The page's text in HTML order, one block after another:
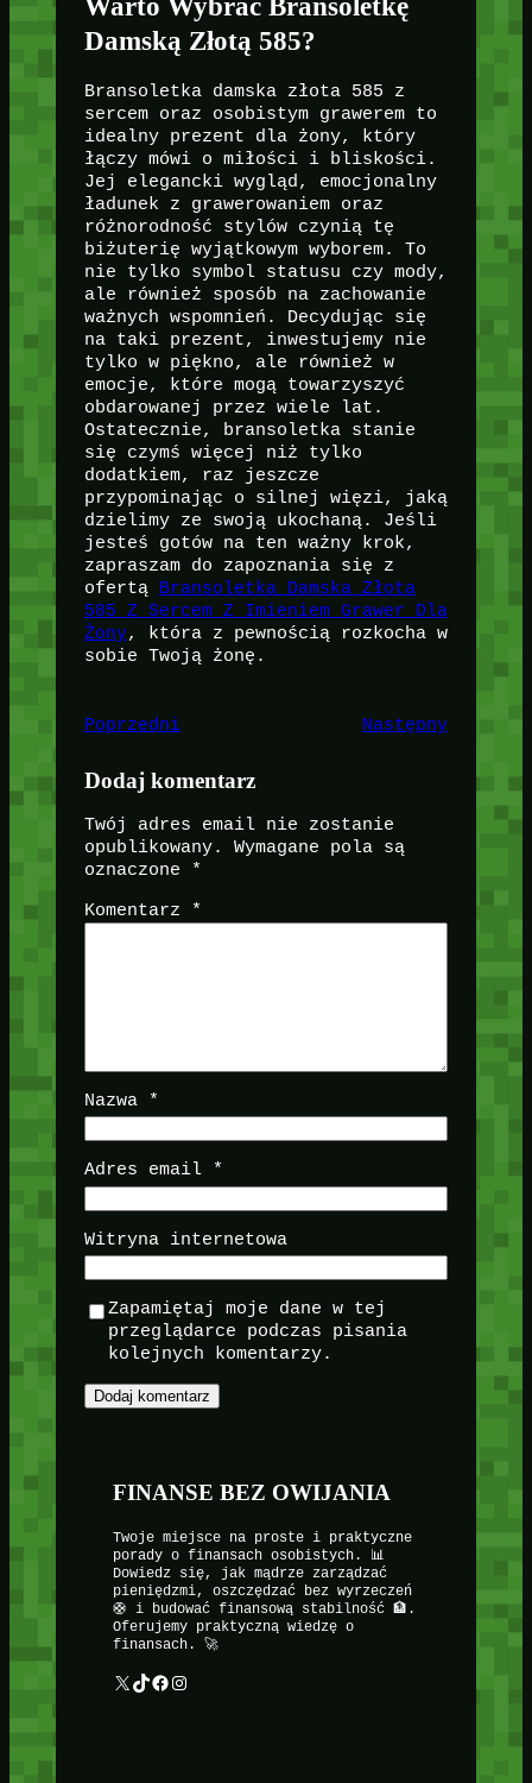
Damską Złotą 585?
Bransoletka damska złota 585 z
sercem oraz osobistym grawerem to
idealny prezent dla żony, który
łączy mówi o miłości i bliskości.
Jej elegancki wygląd, emocjonalny
ładunek z grawerowaniem oraz
różnorodność stylów czynią tę
biżuterię wyjątkowym wyborem. To
nie tylko symbol statusu czy mody,
ale również sposób na zachowanie
ważnych wspomnień. Decydując się
na taki prezent, inwestujemy nie
tylko w piękno, ale również w
emocje, które mogą towarzyszyć
obdarowanej przez wiele lat.
Ostatecznie, bransoletka stanie
się czymś więcej niż tylko
dodatkiem, raz jeszcze
przypominając o silnej więzi, jaką
dzielimy ze swoją ukochaną. Jeśli
jesteś gotów na ten ważny krok,
zapraszam do zapoznania się z
ofertą Bransoletka Damska Złota
585 Z Sercem Z Imieniem Grawer Dla
Żony, która z pewnością rozkocha w
sobie Twoją żonę.
Poprzedni Następny
Dodaj komentarz
Twój adres email nie zostanie
opublikowany.
Wymagane pola są
oznaczone
*
Komentarz *
Nazwa *
Adres email *
Witryna internetowa
Zapamiętaj moje dane w tej
przeglądarce podczas pisania
kolejnych komentarzy.
FINANSE BEZ OWIJANIA
Twoje miejsce na proste i praktyczne
porady o finansach osobistych. 📊
Dowiedz się, jak mądrze zarządzać
pieniędzmi, oszczędzać bez wyrzeczeń
🛟 i budować finansową stabilność 🏦.
Oferujemy praktyczną wiedzę o
finansach. 🚀
X TikTok Facebook Instagram